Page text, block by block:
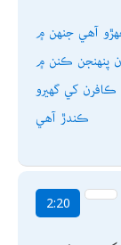
آھي جنھن ۾
پنھنجن ڪنن ۾
کي گھيرو
ڪندڙ آھي
2:20